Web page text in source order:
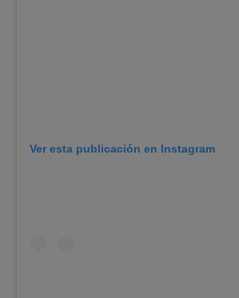
Ver esta publicación en Instagram